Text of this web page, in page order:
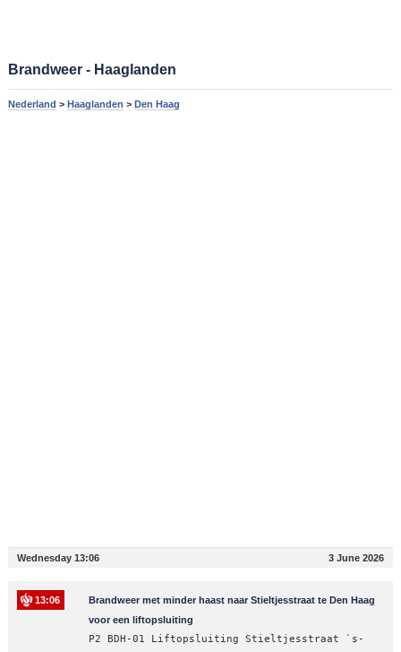
Brandweer - Haaglanden
Nederland > Haaglanden > Den Haag
Wednesday 13:06 3 June 2026
13:06
Brandweer met minder haast naar Stieltjesstraat te Den Haag
voor een liftopsluiting
P2 BDH-01 Liftopsluiting Stieltjesstraat `s-